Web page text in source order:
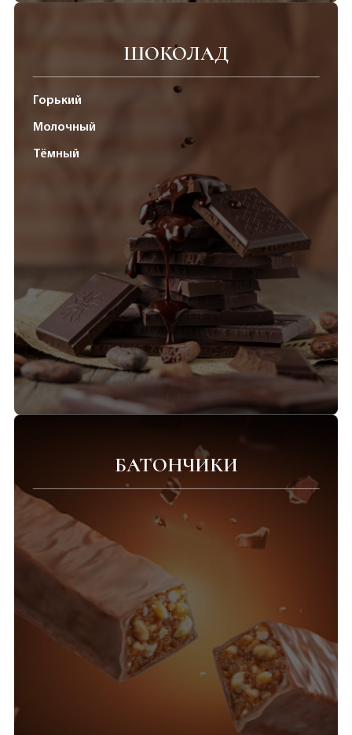
ШОКОЛАД
Горький
Молочный
Тёмный
БАТОНЧИКИ